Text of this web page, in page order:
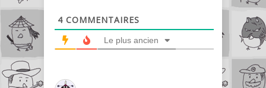
4 COMMENTAIRES
Le plus ancien